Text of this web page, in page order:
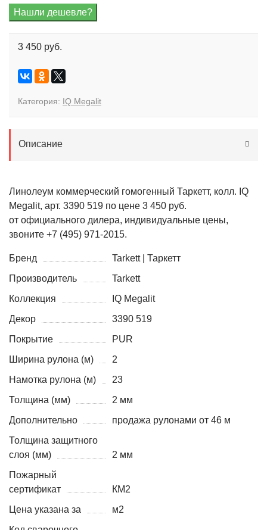
3 450 руб.
Категория: IQ Megalit
Описание
Линолеум коммерческий гомогенный Таркетт, колл. IQ
Megalit, арт. 3390 519 по цене 3 450 руб.
от официального дилера, индивидуальные цены,
звоните +7 (495) 971-2015.
Бренд
Tarkett | Таркетт
Производитель
Tarkett
Коллекция
IQ Megalit
Декор
3390 519
Покрытие
PUR
Ширина рулона (м)
2
Намотка рулона (м)
23
Толщина (мм)
2 мм
Дополнительно
продажа рулонами от 46 м
Толщина защитного
слоя (мм)
2 мм
Пожарный
сертификат
КМ2
Цена указана за
м2